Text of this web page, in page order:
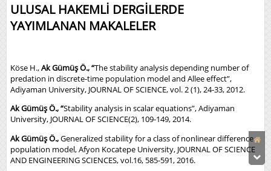
ULUSAL HAKEMLİ DERGİLERDE
YAYIMLANAN MAKALELER
Köse H.,Ak Gümüş Ö., “The stability analysis depending number of
predation in discrete-time population model and Allee effect”,
Adiyaman University, JOURNAL OF SCIENCE, vol. 2 (1), 24-33, 2012.
Ak Gümüş Ö., “Stability analysis in scalar equations”, Adiyaman
University, JOURNAL OF SCIENCE(2), 109-149, 2014.
Ak Gümüş Ö.,Generalized stability for a class of nonlinear difference
population model, Afyon Kocatepe University, JOURNAL OF SCIENCE
AND ENGINEERING SCIENCES, vol.16, 585-591, 2016.